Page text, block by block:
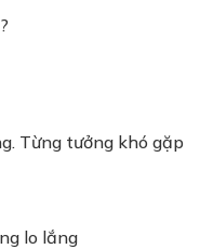
Từng tưởng khó gặp
lo lắng